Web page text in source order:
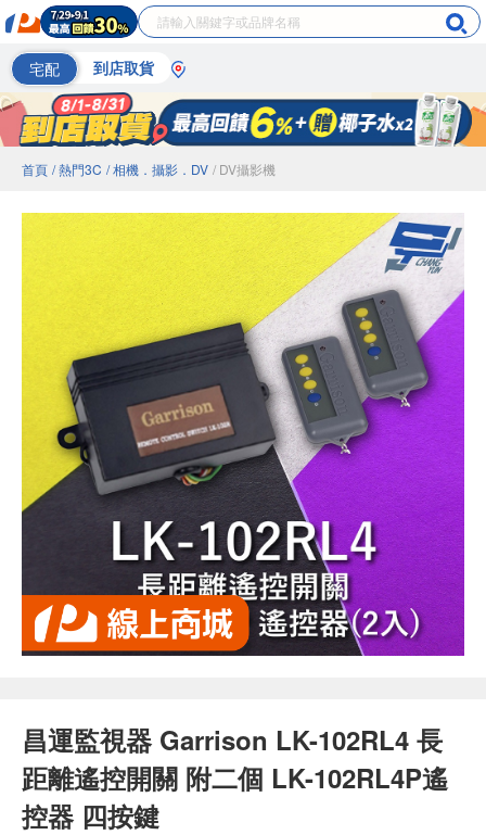
宅配 到店取貨
首頁 / 熱門3C / 相機．攝影．DV / DV攝影機
昌運監視器 Garrison LK-102RL4 長
距離遙控開關 附二個 LK-102RL4P遙
控器 四按鍵